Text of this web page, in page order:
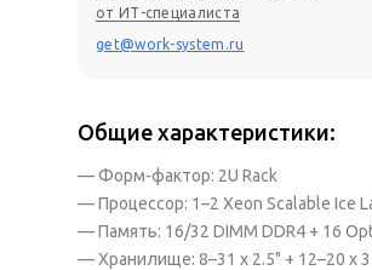
— Форм-фактор: 2U Rack
— Процессор: 1–2 Xeon Scalable Ice
— Память: 16/32 DIMM DDR4 + 16
— Хранилище: 8–31 x 2.5" + 12–20 x
Общие характеристики:
от ИТ-специалиста
get@work-system.ru